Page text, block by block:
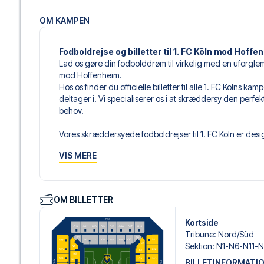
OM KAMPEN
Fodboldrejse og billetter til 1. FC Köln mod
Lad os gøre din fodbolddrøm til virkelig med en
mod Hoffenheim.
Hos os finder du officielle billetter til alle 1. FC Kölns
deltager i. Vi specialiserer os i at skræddersy den
behov.
Vores skræddersyede fodboldrejser til 1. FC Köln er
af fodboldbilletter, udvalgte hotel til enhver smag og
Når du vælger din billettype, kan du se i hvilken
eksempelvis være loungeadgang og/eller mad og
du vælger billettypen, og på dine rejsedokumenter.
Vi tilbyder et bredt udvalg af håndplukkede hoteller i
luksuriøse 5-stjernede hoteller til charmerende
VIS MERE
OM BILLETTER
Kortside
Tribune: Nord/​Süd
Sektion: N1-N6-N11-